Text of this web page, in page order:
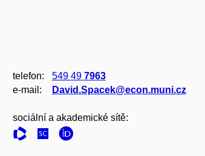
telefon: 549 49 7963
e‑mail:
David.Spacek@econ.muni.cz
sociální a akademické sítě: